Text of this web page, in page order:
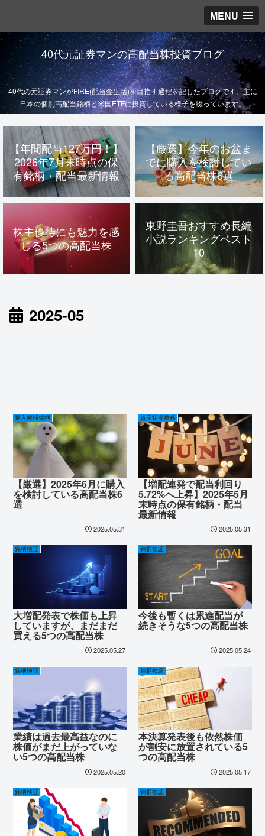
MENU
40代元証券マンの高配当株投資ブログ
40代の元証券マンがFIRE(配当金生活)を目指す過程を記したブログです。主に
日本の個別高配当銘柄と米国ETFに投資している様子を綴っています。
【年間配当127万円！】
2026年7月末時点の保
有銘柄・配当最新情報
【厳選】今年のお盆ま
でに購入を検討してい
る高配当株6選
株主優待にも魅力を感
じる5つの高配当株
東野圭吾おすすめ長編
小説ランキングベスト
10
2025-05
購入候補銘柄
【厳選】2025年6月に購入
を検討している高配当株6
選
2025.05.31
資産状況推移
【増配連発で配当利回り
5.72%へ上昇】2025年5月
末時点の保有銘柄・配当
最新情報
2025.05.31
銘柄検証
大増配発表で株価も上昇
していますが、まだまだ
買える5つの高配当株
2025.05.27
銘柄検証
今後も暫くは累進配当が
続きそうな5つの高配当株
2025.05.24
銘柄検証
業績は過去最高益なのに
株価がまだ上がっていな
い5つの高配当株
2025.05.20
銘柄検証
本決算発表後も依然株価
が割安に放置されている5
つの高配当株
2025.05.17
銘柄検証 銘柄検証